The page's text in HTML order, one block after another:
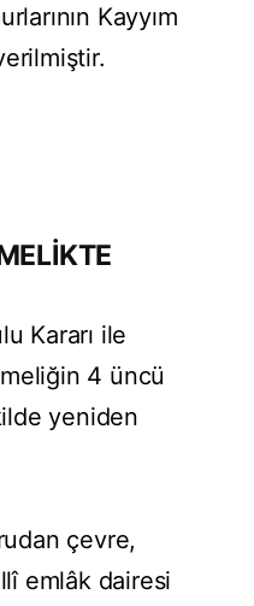
Kayyım
Kararı ile
4 üncü
yeniden
çevre,
emlâk dairesi